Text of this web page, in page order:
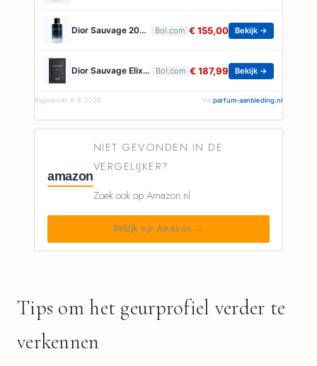
Dior Sauvage 200 ml Eau de Toilette - Herenparfum Bol.com € 155,00 Bekijk →
Dior Sauvage Elixir 100ml Eau de Parfum - Herenparfum Bol.com € 187,99 Bekijk →
Bijgewerkt 8-8-2026 Via parfum-aanbieding.nl
amazon
NIET GEVONDEN IN DE
VERGELIJKER?
Zoek ook op Amazon.nl
Bekijk op Amazon →
Tips om het geurprofiel verder te
verkennen